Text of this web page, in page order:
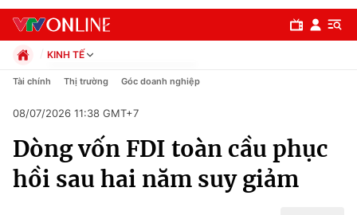
Chuyên mục
Chính trị
KINH TẾ
Chính trị
Pháp luật
Kinh tế
Thể thao
Truyền hình
Tài chính Thị trường Góc doanh nghiệp
08/07/2026 11:38 GMT+7
Dòng vốn FDI toàn cầu phục
hồi sau hai năm suy giảm